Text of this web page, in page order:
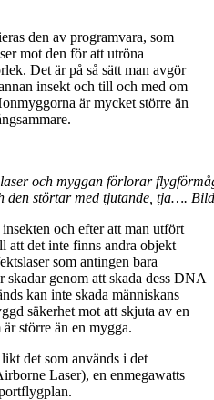
den av programvara, som
mot den för att utröna
Det är på så sätt man avgör
insekt och till och med om
är mycket större än
och myggan förlorar
störtar med tjutande, tja….
och efter att man utfört
att det inte finns andra objekt
som antingen bara
genom att skada dess DNA
kan inte skada människans
säkerhet mot att skjuta av en
större än en mygga.
det som används i det
Laser), en enmegawatts